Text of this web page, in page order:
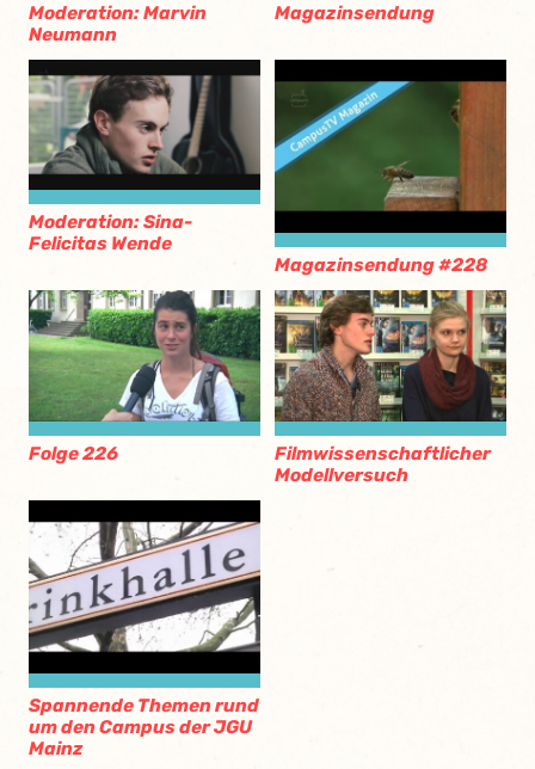
Moderation: Marvin
Neumann
Magazinsendung
Moderation: Sina-
Felicitas Wende
Magazinsendung #228
Folge 226
Filmwissenschaftlicher
Modellversuch
Spannende Themen rund
um den Campus der JGU
Mainz